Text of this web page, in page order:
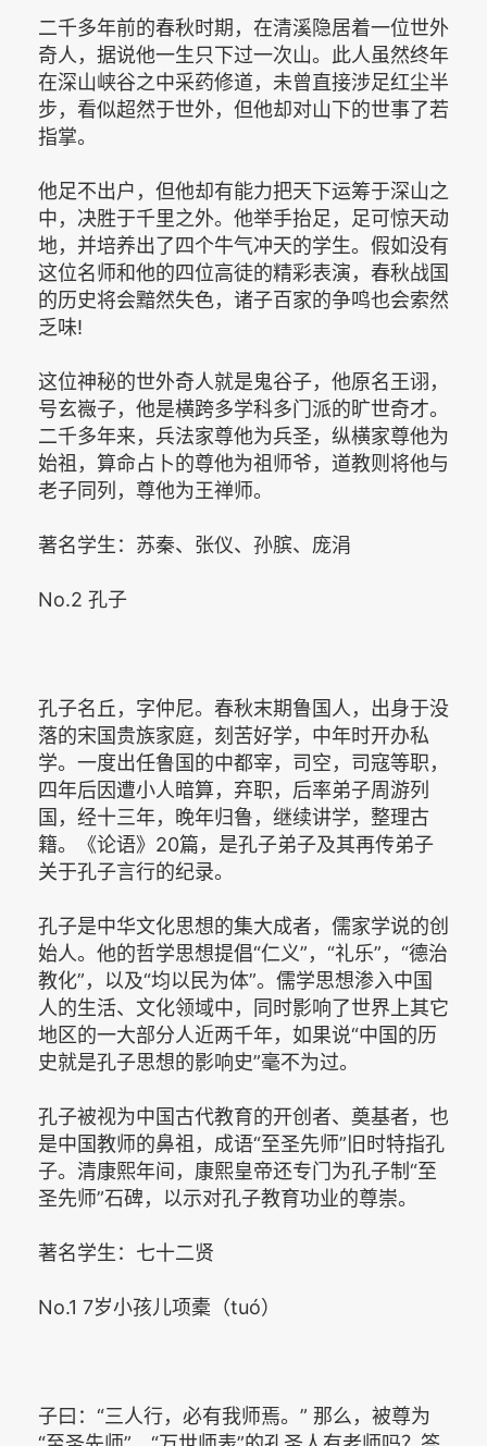
二千多年前的春秋时期，在清溪隐居着一位世外
奇人，据说他一生只下过一次山。此人虽然终年
在深山峡谷之中采药修道，未曾直接涉足红尘半
步，看似超然于世外，但他却对山下的世事了若
指掌。
他足不出户，但他却有能力把天下运筹于深山之
中，决胜于千里之外。他举手抬足，足可惊天动
地，并培养出了四个牛气冲天的学生。假如没有
这位名师和他的四位高徒的精彩表演，春秋战国
的历史将会黯然失色，诸子百家的争鸣也会索然
乏味!
这位神秘的世外奇人就是鬼谷子，他原名王诩，
号玄嶶子，他是横跨多学科多门派的旷世奇才。
二千多年来，兵法家尊他为兵圣，纵横家尊他为
始祖，算命占卜的尊他为祖师爷，道教则将他与
老子同列，尊他为王禅师。
著名学生：苏秦、张仪、孙膑、庞涓
No.2 孔子
孔子名丘，字仲尼。春秋末期鲁国人，出身于没
落的宋国贵族家庭，刻苦好学，中年时开办私
学。一度出任鲁国的中都宰，司空，司寇等职，
四年后因遭小人暗算，弃职，后率弟子周游列
国，经十三年，晚年归鲁，继续讲学，整理古
籍。《论语》20篇，是孔子弟子及其再传弟子
关于孔子言行的纪录。
孔子是中华文化思想的集大成者，儒家学说的创
始人。他的哲学思想提倡“仁义”，“礼乐”，“德治
教化”，以及“均以民为体”。儒学思想渗入中国
人的生活、文化领域中，同时影响了世界上其它
地区的一大部分人近两千年，如果说“中国的历
史就是孔子思想的影响史”毫不为过。
孔子被视为中国古代教育的开创者、奠基者，也
是中国教师的鼻祖，成语“至圣先师”旧时特指孔
子。清康熙年间，康熙皇帝还专门为孔子制“至
圣先师”石碑，以示对孔子教育功业的尊崇。
著名学生：七十二贤
No.1 7岁小孩儿项橐（tuó）
子曰：“三人行，必有我师焉。” 那么，被尊为